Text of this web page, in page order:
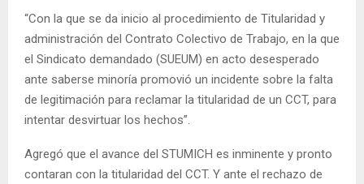
“Con la que se da inicio al procedimiento de Titularidad y
administración del Contrato Colectivo de Trabajo, en la que
el Sindicato demandado (SUEUM) en acto desesperado
ante saberse minoría promovió un incidente sobre la falta
de legitimación para reclamar la titularidad de un CCT, para
intentar desvirtuar los hechos”.
Agregó que el avance del STUMICH es inminente y pronto
contaran con la titularidad del CCT. Y ante el rechazo de